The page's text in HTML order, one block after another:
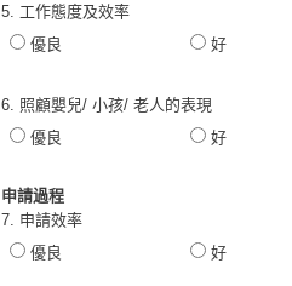
5. 工作態度及效率
優良
好
6. 照顧嬰兒/ 小孩/ 老人的表現
優良
好
申請過程
7. 申請效率
優良
好